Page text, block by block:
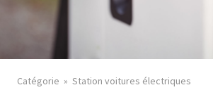
Catégorie Station voitures électriques